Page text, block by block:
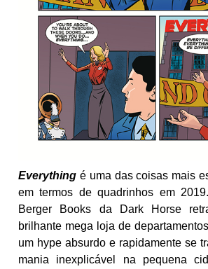
Everything é uma das coisas mais
em termos de quadrinhos em
Berger Books da Dark Horse
brilhante mega loja de
um hype absurdo e rapidamente se
mania inexplicável na pequena